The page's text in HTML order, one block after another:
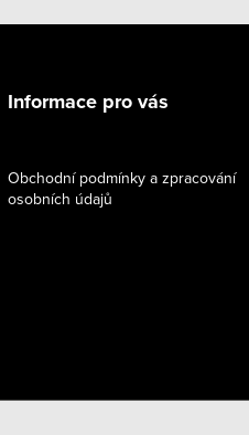
Informace pro vás
Obchodní podmínky a zpracování
osobních údajů